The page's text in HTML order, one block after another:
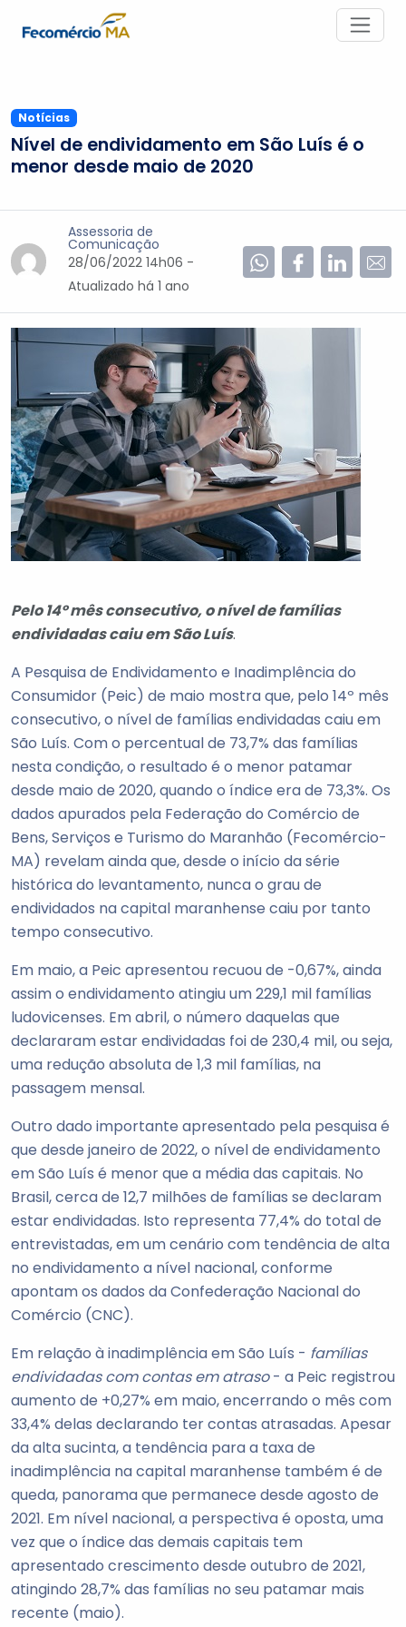
Notícias
Nível de endividamento em São Luís é o
menor desde maio de 2020
Assessoria de
Comunicação
28/06/2022 14h06 -
Atualizadohá 1 ano
Pelo 14º mês consecutivo, o nível de famílias
endividadas caiu em São Luís.
A Pesquisa de Endividamento e Inadimplência do
Consumidor (Peic) de maio mostra que, pelo 14º mês
consecutivo, o nível de famílias endividadas caiu em
São Luís. Com o percentual de 73,7% das famílias
nesta condição, o resultado é o menor patamar
desde maio de 2020, quando o índice era de 73,3%. Os
dados apurados pela Federação do Comércio de
Bens, Serviços e Turismo do Maranhão (Fecomércio-
MA) revelam ainda que, desde o início da série
histórica do levantamento, nunca o grau de
endividados na capital maranhense caiu por tanto
tempo consecutivo.
Em maio, a Peic apresentou recuou de -0,67%, ainda
assim o endividamento atingiu um 229,1 mil famílias
ludovicenses. Em abril, o número daquelas que
declararam estar endividadas foi de 230,4 mil, ou seja,
uma redução absoluta de 1,3 mil famílias, na
passagem mensal.
Outro dado importante apresentado pela pesquisa é
que desde janeiro de 2022, o nível de endividamento
em São Luís é menor que a média das capitais. No
Brasil, cerca de 12,7 milhões de famílias se declaram
estar endividadas. Isto representa 77,4% do total de
entrevistadas, em um cenário com tendência de alta
no endividamento a nível nacional, conforme
apontam os dados da Confederação Nacional do
Comércio (CNC).
Em relação à inadimplência em São Luís - famílias
endividadas com contas em atraso- a Peic registrou
aumento de +0,27% em maio, encerrando o mês com
33,4% delas declarando ter contas atrasadas. Apesar
da alta sucinta, a tendência para a taxa de
inadimplência na capital maranhense também é de
queda, panorama que permanece desde agosto de
2021. Em nível nacional, a perspectiva é oposta, uma
vez que o índice das demais capitais tem
apresentado crescimento desde outubro de 2021,
atingindo 28,7% das famílias no seu patamar mais
recente (maio).